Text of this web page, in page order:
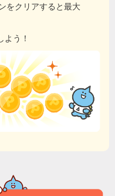
をクリアすると最大
う！